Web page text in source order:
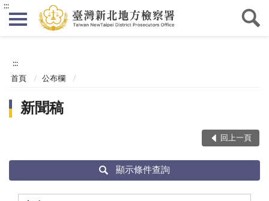
:::
:::
首頁 公布欄
新聞稿
回上一頁
顯示條件查詢